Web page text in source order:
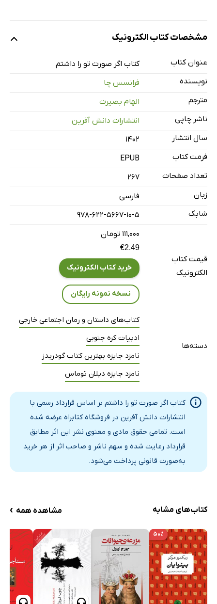
مشخصات کتاب الکترونیک
عنوان کتاب
کتاب اگر صورت تو را داشتم
نویسنده
فرانسس چا
مترجم
الهام بصیرت
ناشر چاپی
انتشارات دانش آفرین
سال انتشار
۱۴۰۲
فرمت کتاب
EPUB
تعداد صفحات
267
زبان
فارسی
شابک
978-622-5667-10-5
قیمت کتاب
الکترونیک
۱۱۱,۰۰۰ تومان
€2.49
خرید کتاب الکترونیک
نسخه نمونه رایگان
دسته‌ها
کتاب‌های داستان و رمان اجتماعی خارجی
ادبیات کره جنوبی
نامزد جایزه بهترین کتاب گودریدز
نامزد جایزه دیلان توماس
کتاب اگر صورت تو را داشتم بر اساس قرارداد رسمی با
انتشارات دانش آفرین در فروشگاه کتابراه عرضه شده
است. تمامی حقوق مادی و معنوی نشر این اثر مطابق
قرارداد رعایت شده و سهم ناشر و صاحب اثر از هر خرید
به‌صورت قانونی پرداخت می‌شود.
کتاب‌های مشابه مشاهده همه ›
۵۰٪